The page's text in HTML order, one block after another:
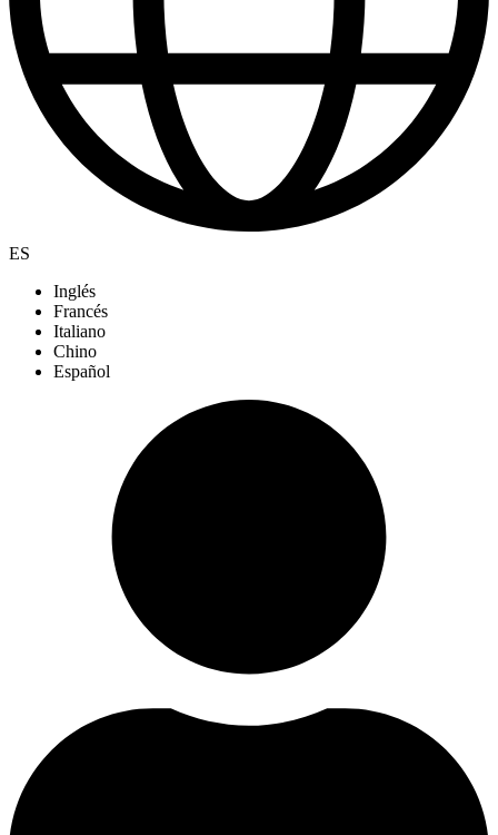
ES
Inglés
Francés
Italiano
Chino
Español